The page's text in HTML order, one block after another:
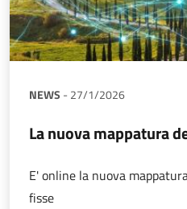
NEWS - 27/1/2026
La nuova mappatura
E' online la nuova
fisse